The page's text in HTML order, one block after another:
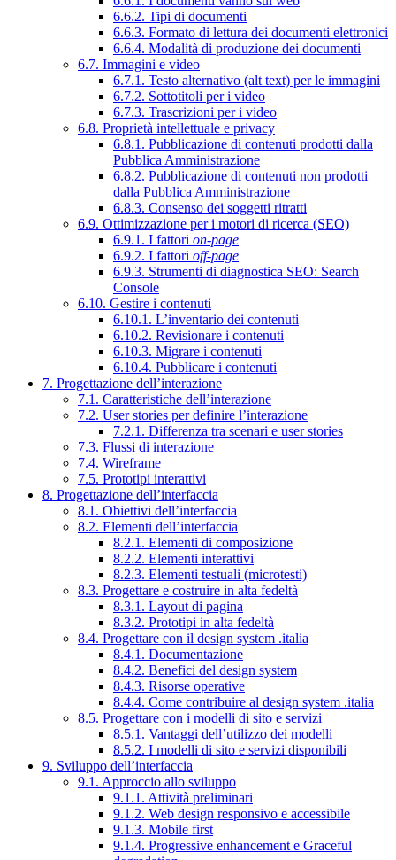
6.6.2. Tipi di documenti
6.6.3. Formato di lettura dei documenti elettronici
6.6.4. Modalità di produzione dei documenti
6.7. Immagini e video
6.7.1. Testo alternativo (alt text) per le immagini
6.7.2. Sottotitoli per i video
6.7.3. Trascrizioni per i video
6.8. Proprietà intellettuale e privacy
6.8.1. Pubblicazione di contenuti prodotti dalla
Pubblica Amministrazione
6.8.2. Pubblicazione di contenuti non prodotti
dalla Pubblica Amministrazione
6.8.3. Consenso dei soggetti ritratti
6.9. Ottimizzazione per i motori di ricerca (SEO)
6.9.1. I fattori on-page
6.9.2. I fattori off-page
6.9.3. Strumenti di diagnostica SEO: Search
Console
6.10. Gestire i contenuti
6.10.1. L’inventario dei contenuti
6.10.2. Revisionare i contenuti
6.10.3. Migrare i contenuti
6.10.4. Pubblicare i contenuti
7. Progettazione dell’interazione
7.1. Caratteristiche dell’interazione
7.2. User stories per definire l’interazione
7.2.1. Differenza tra scenari e user stories
7.3. Flussi di interazione
7.4. Wireframe
7.5. Prototipi interattivi
8. Progettazione dell’interfaccia
8.1. Obiettivi dell’interfaccia
8.2. Elementi dell’interfaccia
8.2.1. Elementi di composizione
8.2.2. Elementi interattivi
8.2.3. Elementi testuali (microtesti)
8.3. Progettare e costruire in alta fedeltà
8.3.1. Layout di pagina
8.3.2. Prototipi in alta fedeltà
8.4. Progettare con il design system .italia
8.4.1. Documentazione
8.4.2. Benefici del design system
8.4.3. Risorse operative
8.4.4. Come contribuire al design system .italia
8.5. Progettare con i modelli di sito e servizi
8.5.1. Vantaggi dell’utilizzo dei modelli
8.5.2. I modelli di sito e servizi disponibili
9. Sviluppo dell’interfaccia
9.1. Approccio allo sviluppo
9.1.1. Attività preliminari
9.1.2. Web design responsivo e accessibile
9.1.3. Mobile first
9.1.4. Progressive enhancement e Graceful